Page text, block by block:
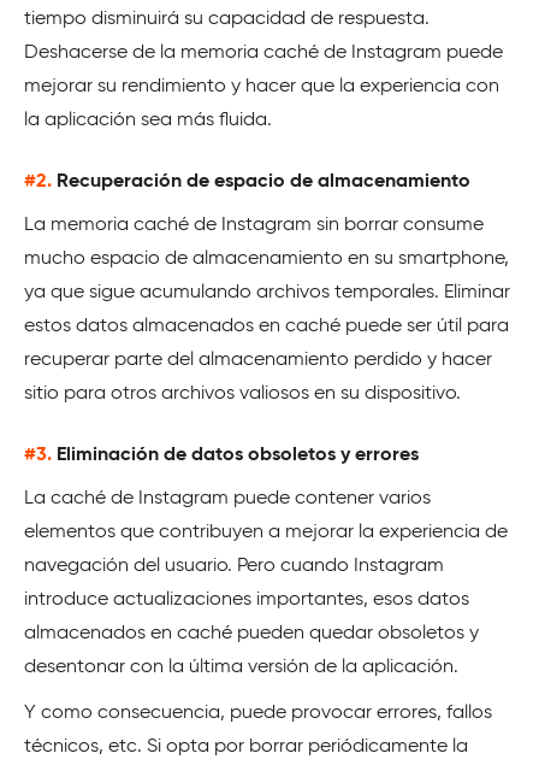
tiempo disminuirá su capacidad de respuesta.
Deshacerse de la memoria caché de Instagram puede
mejorar su rendimiento y hacer que la experiencia con
la aplicación sea más fluida.
#2. Recuperación de espacio de almacenamiento
La memoria caché de Instagram sin borrar consume
mucho espacio de almacenamiento en su smartphone,
ya que sigue acumulando archivos temporales. Eliminar
estos datos almacenados en caché puede ser útil para
recuperar parte del almacenamiento perdido y hacer
sitio para otros archivos valiosos en su dispositivo.
#3. Eliminación de datos obsoletos y errores
La caché de Instagram puede contener varios
elementos que contribuyen a mejorar la experiencia de
navegación del usuario. Pero cuando Instagram
introduce actualizaciones importantes, esos datos
almacenados en caché pueden quedar obsoletos y
desentonar con la última versión de la aplicación.
Y como consecuencia, puede provocar errores, fallos
técnicos, etc. Si opta por borrar periódicamente la